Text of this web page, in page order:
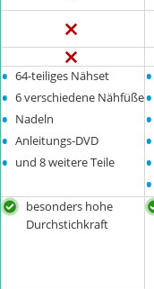
• 64-teiliges Nähset
• 6 verschiedene Nähfüße
• Nadeln
• Anleitungs-DVD
• und 8 weitere Teile
•
•
•
•
•
•
besonders hohe
Durchstichkraft